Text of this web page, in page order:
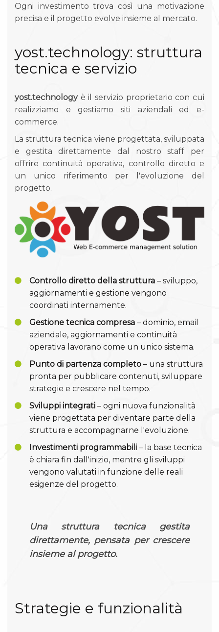
Ogni investimento trova così una motivazione
precisa e il progetto evolve insieme al mercato.
yost.technology: struttura
tecnica e servizio
yost.technologyè il servizio proprietario con cui
realizziamo e gestiamo siti aziendali ed e-
commerce.
La struttura tecnica viene progettata, sviluppata
e gestita direttamente dal nostro staff per
offrire continuità operativa, controllo diretto e
un unico riferimento per l'evoluzione del
progetto.
Controllo diretto della struttura – sviluppo,
aggiornamenti e gestione vengono
coordinati internamente.
Gestione tecnica compresa – dominio, email
aziendale, aggiornamenti e continuità
operativa lavorano come un unico sistema.
Punto di partenza completo – una struttura
pronta per pubblicare contenuti, sviluppare
strategie e crescere nel tempo.
Sviluppi integrati – ogni nuova funzionalità
viene progettata per diventare parte della
struttura e accompagnarne l'evoluzione.
Investimenti programmabili – la base tecnica
è chiara fin dall'inizio, mentre gli sviluppi
vengono valutati in funzione delle reali
esigenze del progetto.
Una struttura tecnica gestita
direttamente, pensata per crescere
insieme al progetto.
Strategie e funzionalità